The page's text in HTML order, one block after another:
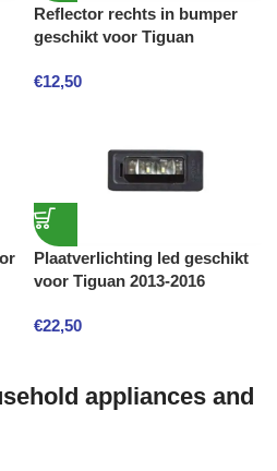
Reflector rechts in bumper
geschikt voor Tiguan
€12,50
Plaatverlichting led geschikt
voor Tiguan 2013-2016
€22,50
appliances and